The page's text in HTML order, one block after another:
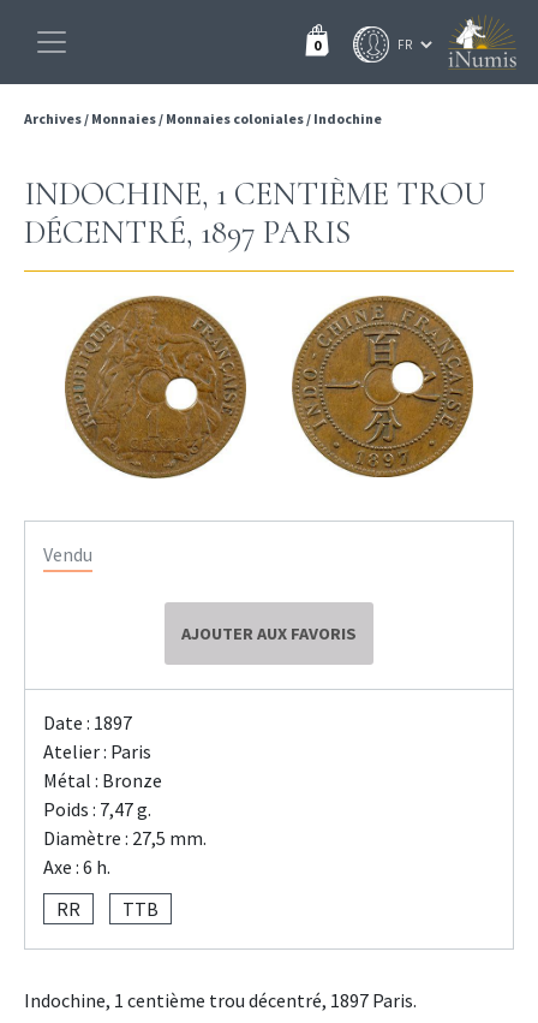
0
Archives/ Monnaies/ Monnaies coloniales/ Indochine
INDOCHINE, 1 CENTIÈME TROU
DÉCENTRÉ, 1897 PARIS
Vendu
AJOUTER AUX FAVORIS
Date : 1897
Atelier : Paris
Métal : Bronze
Poids : 7,47 g.
Diamètre : 27,5 mm.
Axe : 6 h.
RR
TTB
Indochine, 1 centième trou décentré, 1897 Paris.